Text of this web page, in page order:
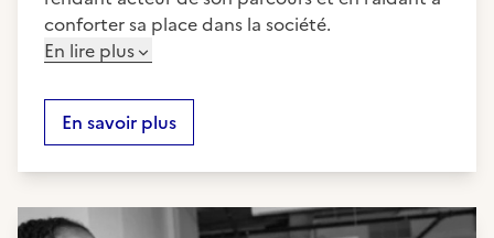
conforter sa place dans la société.
En lire plus
En savoir plus